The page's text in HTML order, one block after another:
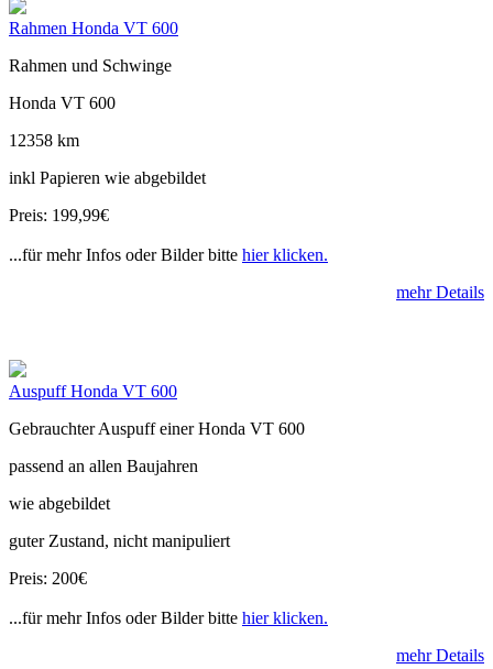
Rahmen Honda VT 600
Rahmen und Schwinge
Honda VT 600
12358 km
inkl Papieren wie abgebildet
Preis: 199,99€
...für mehr Infos oder Bilder bitte hier klicken.
mehr Details
Auspuff Honda VT 600
Gebrauchter Auspuff einer Honda VT 600
passend an allen Baujahren
wie abgebildet
guter Zustand, nicht manipuliert
Preis: 200€
...für mehr Infos oder Bilder bitte hier klicken.
mehr Details